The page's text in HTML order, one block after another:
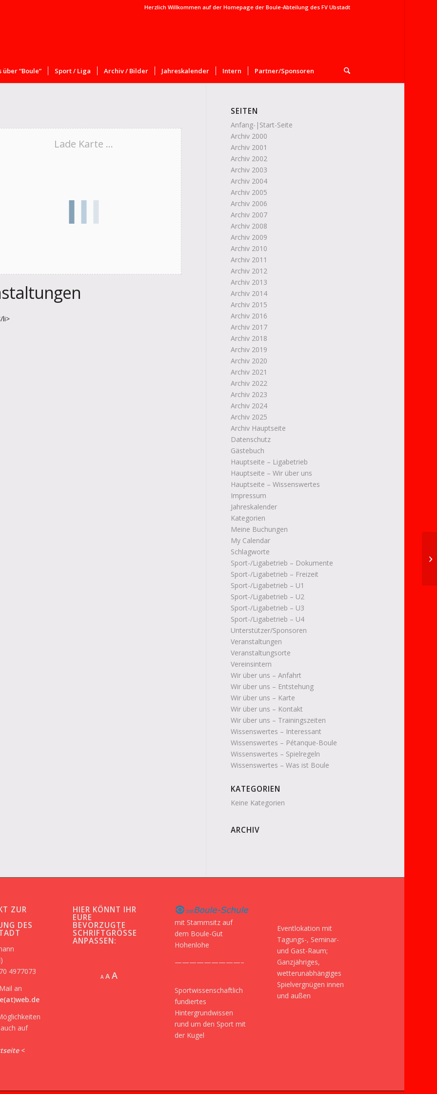
Herzlich Willkommen auf der Homepage der Boule-Abteilung des FV Ubstadt
“Boule” Sport / Liga Archiv / Bilder Jahreskalender Intern Partner/Sponsoren
Lade Karte ...
li>
SEITEN
Anfang-|Start-Seite
Archiv 2000
Archiv 2001
Archiv 2002
Archiv 2003
Archiv 2004
Archiv 2005
Archiv 2006
Archiv 2007
Archiv 2008
Archiv 2009
Archiv 2010
Archiv 2011
Archiv 2012
Archiv 2013
Archiv 2014
Archiv 2015
Archiv 2016
Archiv 2017
Archiv 2018
Archiv 2019
Archiv 2020
Archiv 2021
Archiv 2022
Archiv 2023
Archiv 2024
Archiv 2025
Archiv Hauptseite
Datenschutz
Gästebuch
Hauptseite – Ligabetrieb
Hauptseite – Wir über uns
Hauptseite – Wissenswertes
Impressum
Jahreskalender
Kategorien
Meine Buchungen
My Calendar
Schlagworte
Sport-/Ligabetrieb – Dokumente
Sport-/Ligabetrieb – Freizeit
Sport-/Ligabetrieb – U1
Sport-/Ligabetrieb – U2
Sport-/Ligabetrieb – U3
Sport-/Ligabetrieb – U4
Unterstützer/Sponsoren
Veranstaltungen
Veranstaltungsorte
Vereinsintern
Wir über uns – Anfahrt
Wir über uns – Entstehung
Wir über uns – Karte
Wir über uns – Kontakt
Wir über uns – Trainingszeiten
Wissenswertes – Interessant
Wissenswertes – Pétanque-Boule
Wissenswertes – Spielregeln
Wissenswertes – Was ist Boule
KATEGORIEN
Keine Kategorien
ARCHIV
ZUR
DES
4977073
an
auf
<
HIER KÖNNT IHR
EURE
BEVORZUGTE
SCHRIFTGRÖSSE A
NPASSEN:
A Decrease
AReset
AIncrease
mit Stammsitz auf
dem Boule-Gut
Hohenlohe
—————————–
Sportwissenschaftlich
fundiertes
Hintergrundwissen
rund um den Sport mit
der Kugel
Eventlokation mit
Tagungs-, Seminar-
und Gast-Raum;
Ganzjähriges,
wetterunabhängiges
Spielvergnügen innen
und außen